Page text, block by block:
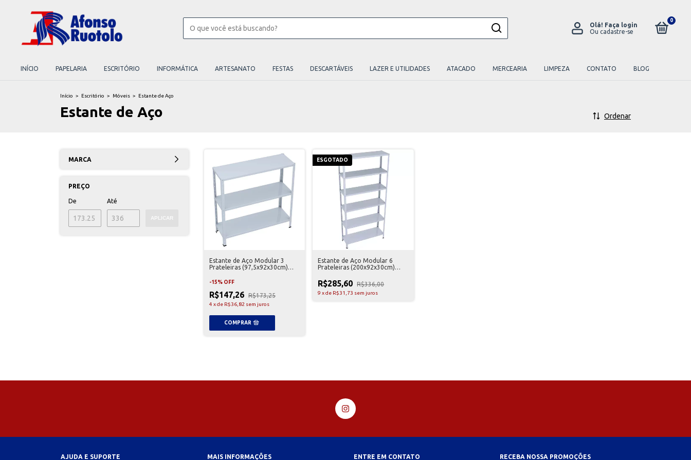
Olá! Faça login
Ou cadastre-se
0
INÍCIO PAPELARIA ESCRITÓRIO INFORMÁTICA ARTESANATO FESTAS DESCARTÁVEIS LAZER E UTILIDADES ATACADO MERCEARIA LIMPEZA CONTATO BLOG
Início > Escritório > Móveis > Estante de Aço
Estante de Aço Ordenar
MARCA
PREÇO
De Até
APLICAR
Estante de Aço Modular 3
Prateleiras (97,5x92x30cm)
-15% OFF
R$147,26 R$173,25
4 xde R$36,82 sem juros
ESGOTADO
Estante de Aço Modular 6
Prateleiras (200x92x30cm)
R$285,60 R$336,00
9 xde R$31,73 sem juros
AJUDA E SUPORTE MAIS INFORMAÇÕES ENTRE EM CONTATO RECEBA NOSSA PROMOÇÕES